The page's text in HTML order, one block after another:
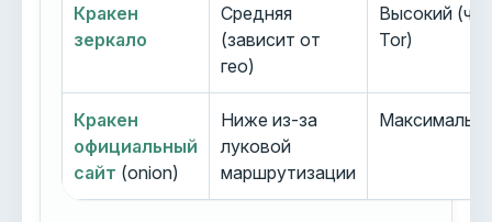
Кракен
зеркало
Средняя
(зависит от
гео)
Высокий
Tor)
Кракен
официальный
сайт (onion)
Ниже из-за
луковой
маршрутизации